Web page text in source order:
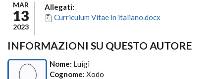
MAR
13
2023
Allegati:
Curriculum Vitae in italiano.docx
INFORMAZIONI SU QUESTO AUTORE
Nome: Luigi
Cognome: Xodo